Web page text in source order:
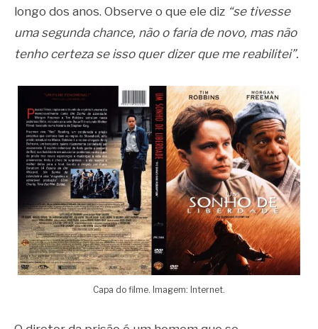
longo dos anos. Observe o que ele diz “se tivesse
uma segunda chance, não o faria de novo, mas não
tenho certeza se isso quer dizer que me reabilitei”.
Capa do filme. Imagem: Internet.